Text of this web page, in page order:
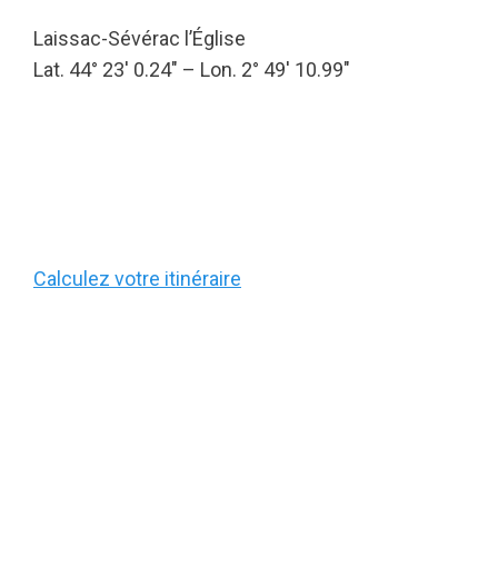
Laissac-Sévérac l’Église
Lat. 44° 23′ 0.24″ – Lon. 2° 49′ 10.99″
Calculez votre itinéraire